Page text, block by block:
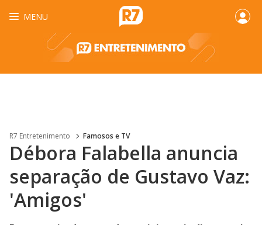
MENU
R7 Entretenimento Famosos e TV
Débora Falabella anuncia
separação de Gustavo Vaz:
'Amigos'